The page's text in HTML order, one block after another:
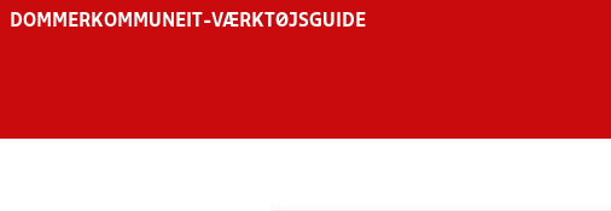
DOMMER KOMMUNE IT-VÆRKTØJSGUIDE